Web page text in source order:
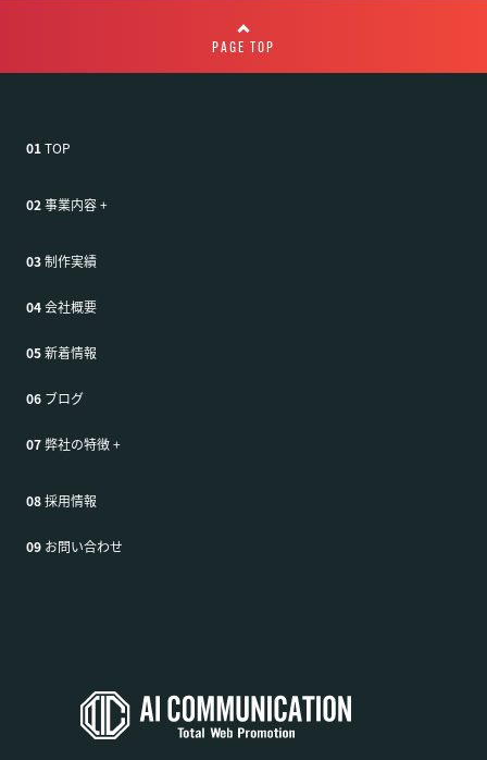
PAGE TOP
01TOP
02事業内容+
03制作実績
04会社概要
05新着情報
06 ブログ
07弊社の特徴+
08採用情報
09 お問い合わせ